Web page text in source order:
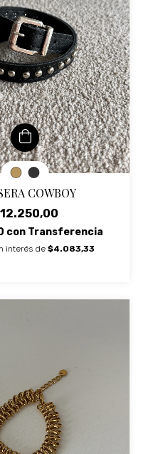
COWBOY
con Transferencia
interés de$4.083,33